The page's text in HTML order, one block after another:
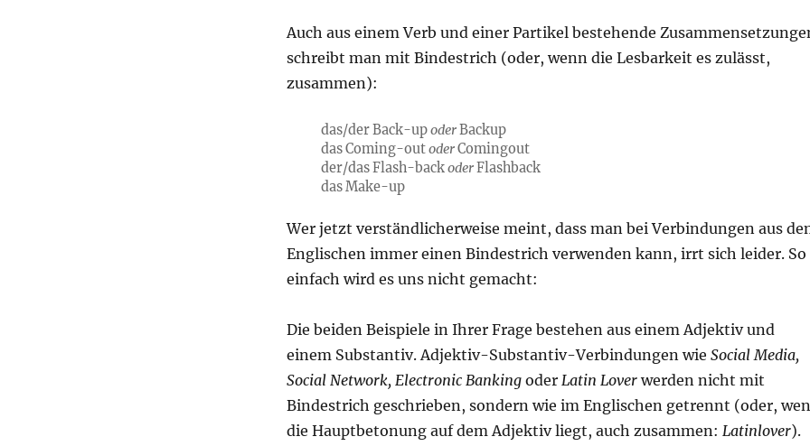
Auch aus einem Verb und einer Partikel bestehende
schreibt man mit Bindestrich (oder, wenn die Lesbarkeit es zulässt,
zusammen):
das/der Back-upoderBackup
das Coming-outoderComingout
der/das Flash-backoderFlashback
das Make-up
Wer jetzt verständlicherweise meint, dass man bei Verbindungen aus
Englischen immer einen Bindestrich verwenden kann, irrt sich leider. So
einfach wird es uns nicht gemacht:
Die beiden Beispiele in Ihrer Frage bestehen aus einem Adjektiv und
einem Substantiv. Adjektiv-Substantiv-Verbindungen wie Social Media,
Social Network, Electronic Bankingoder Latin Loverwerden nicht mit
Bindestrich geschrieben, sondern wie im Englischen getrennt (oder,
die Hauptbetonung auf dem Adjektiv liegt, auch zusammen: Latinlover).